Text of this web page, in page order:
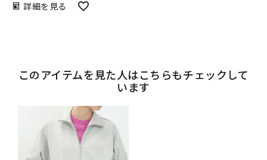
詳細を見る
このアイテムを見た人はこちらもチェックして
います